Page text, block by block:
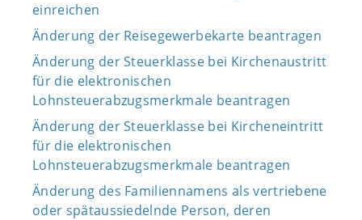
einreichen
Änderung der Reisegewerbekarte beantragen
Änderung der Steuerklasse bei Kirchenaustritt
für die elektronischen
Lohnsteuerabzugsmerkmale beantragen
Änderung der Steuerklasse bei Kircheneintritt
für die elektronischen
Lohnsteuerabzugsmerkmale beantragen
Änderung des Familiennamens als vertriebene
oder spätaussiedelnde Person, deren